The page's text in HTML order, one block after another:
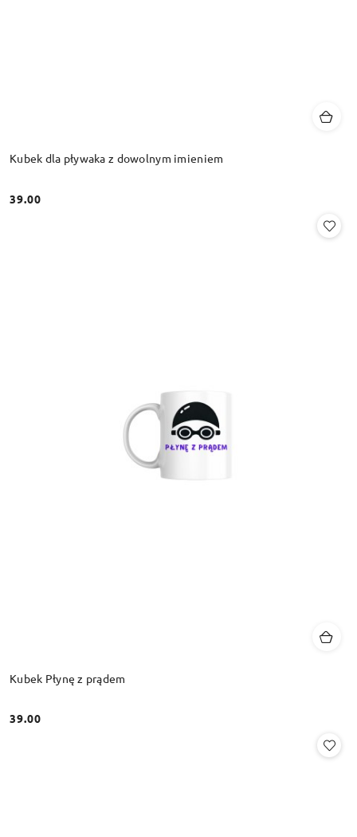
Kubek dla pływaka z dowolnym imieniem
Cena:
39.00
Kubek Płynę z prądem
Cena:
39.00